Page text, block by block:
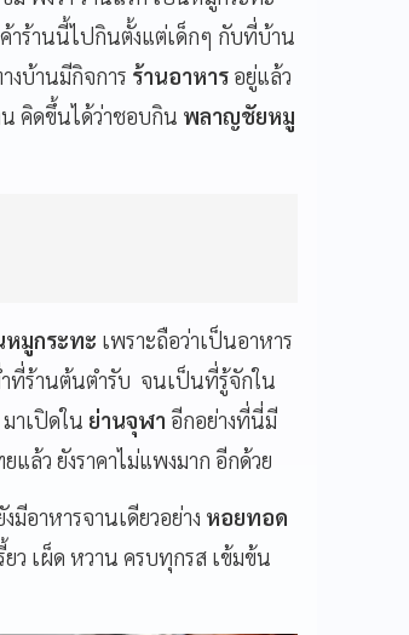
าร้านนี้ไปกินตั้งแต่เด็กๆ กับที่บ้าน
งบ้านมีกิจการ ร้านอาหาร อยู่แล้ว
คิดขึ้นได้ว่าชอบกิน พลาญชัยหมู
หมูกระทะ เพราะถือว่าเป็นอาหาร
ที่ร้านต้นตำรับ จนเป็นที่รู้จักใน
าเปิดใน ย่านจุฬา อีกอย่างที่นี่มี
ล้ว ยังราคาไม่แพงมาก อีกด้วย
อาหารจานเดียวอย่าง หอยทอด
ว เผ็ด หวาน ครบทุกรส เข้มข้น